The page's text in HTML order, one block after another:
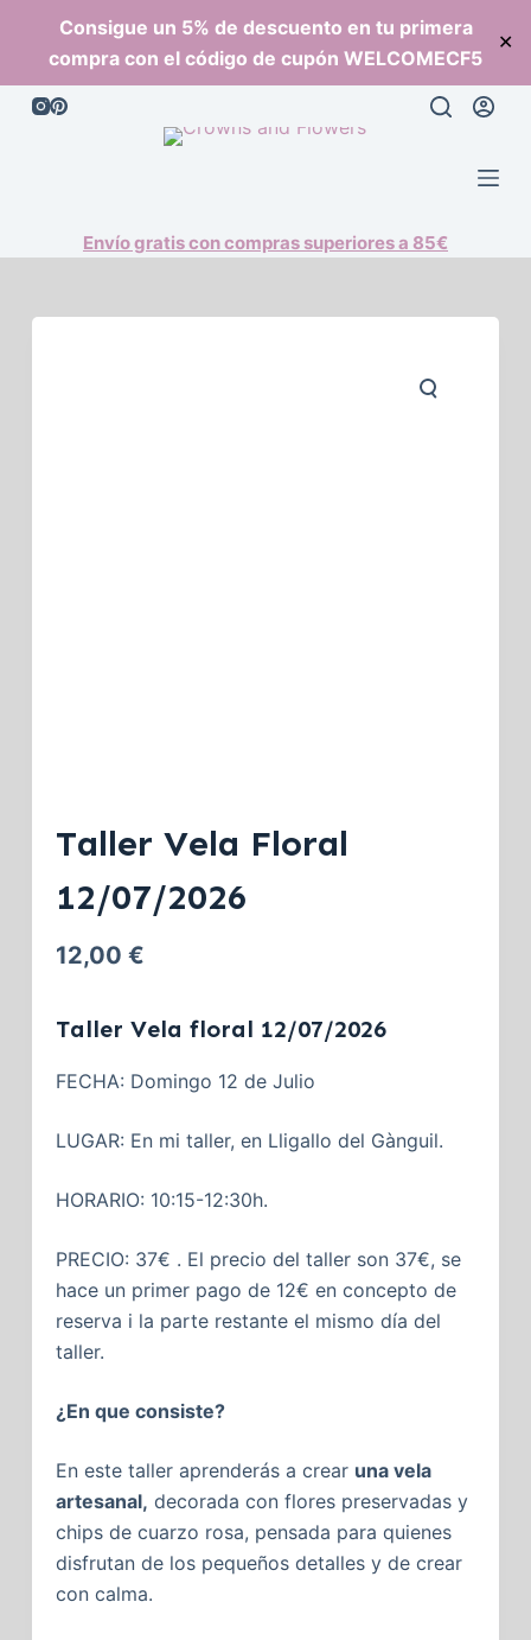
Consigue un 5% de descuento en tu primera
compra con el código de cupón WELCOMECF5
✕
l
Envío gratis con compras superiores a 85€
Taller Vela Floral
12/07/2026
12,00 €
Taller Vela floral 12/07/2026
FECHA: Domingo 12 de Julio
LUGAR: En mi taller, en Lligallo del Gànguil.
HORARIO: 10:15-12:30h.
PRECIO: 37€ . El precio del taller son 37€, se
hace un primer pago de 12€ en concepto de
reserva i la parte restante el mismo día del
taller.
¿En que consiste?
En este taller aprenderás a crear una vela
artesanal, decorada con flores preservadas y
chips de cuarzo rosa, pensada para quienes
disfrutan de los pequeños detalles y de crear
con calma.